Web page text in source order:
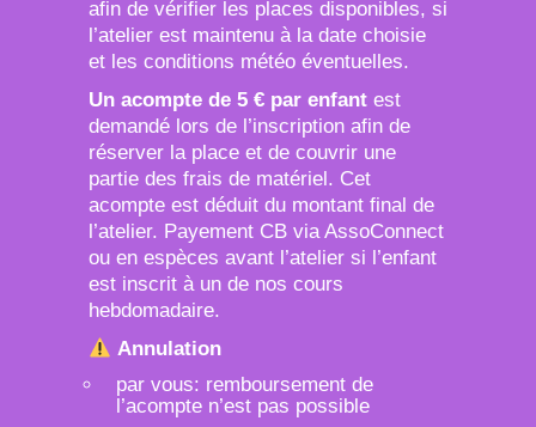
afin de vérifier les places disponibles, si
l’atelier est maintenu à la date choisie
et les conditions météo éventuelles.
Un acompte de 5 € par enfant est
demandé lors de l’inscription afin de
réserver la place et de couvrir une
partie des frais de matériel. Cet
acompte est déduit du montant final de
l’atelier. Payement CB via AssoConnect
ou en espèces avant l’atelier si l’enfant
est inscrit à un de nos cours
hebdomadaire.
Annulation
par vous: remboursement de
l’acompte n’est pas possible